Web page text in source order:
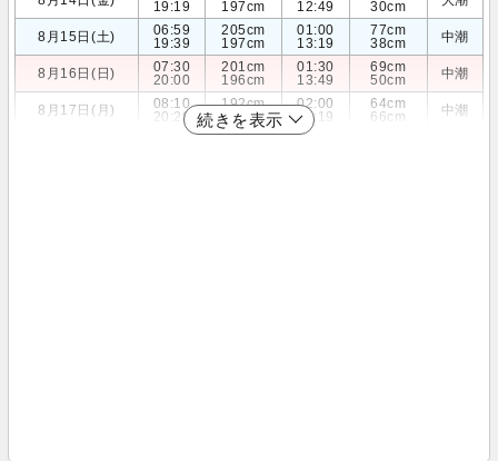
19:19
197cm
12:49
30cm
8月15日(土)
06:59
19:39
205cm
197cm
01:00
13:19
77cm
38cm
中潮
8月16日(日)
07:30
20:00
201cm
196cm
01:30
13:49
69cm
50cm
中潮
8月17日(月)
08:10
20:29
192cm
193cm
02:00
14:19
64cm
66cm
中潮
続きを表示